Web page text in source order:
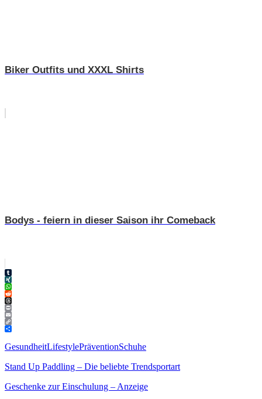
Biker Outfits und XXXL Shirts
Bodys - feiern in dieser Saison ihr Comeback
Tumblr
XING
WhatsApp
Reddit
Threads
Print
Email
Copy
Link
Teilen
GesundheitLifestylePräventionSchuhe
Stand Up Paddling – Die beliebte Trendsportart
Geschenke zur Einschulung – Anzeige